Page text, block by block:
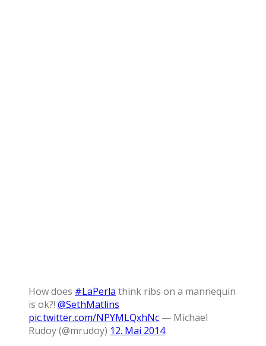
How does #LaPerla think ribs on a mannequin
is ok?! @SethMatlins
pic.twitter.com/NPYMLQxhNc — Michael
Rudoy (@mrudoy) 12. Mai 2014